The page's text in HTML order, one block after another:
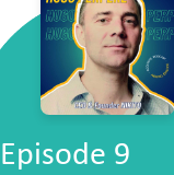
Episode 9